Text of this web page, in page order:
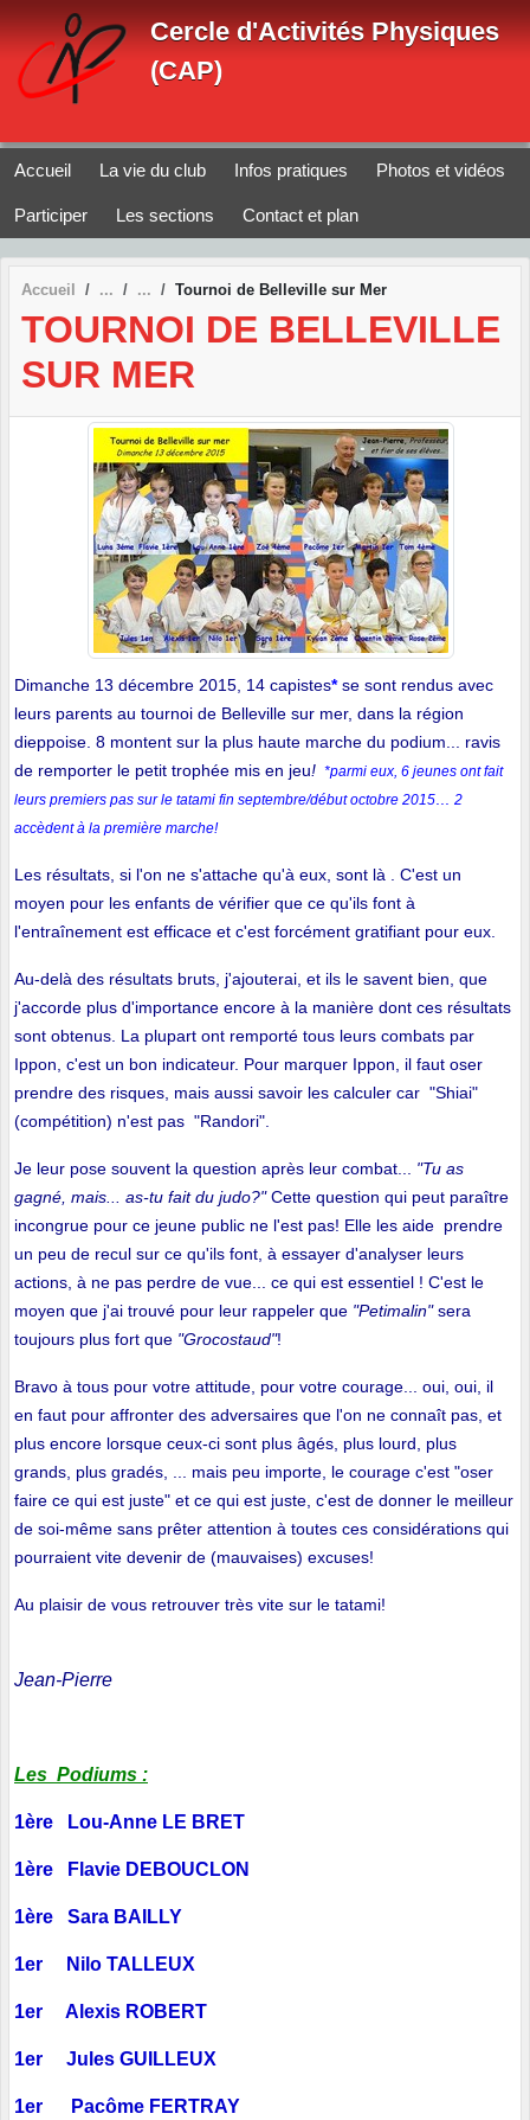
Cercle d'Activités Physiques
(CAP)
Accueil La vie du club Infos pratiques Photos et vidéos
Participer Les sections Contact et plan
Accueil Tournoi de Belleville sur Mer
TOURNOI DE BELLEVILLE
SUR MER
Dimanche 13 décembre 2015, 14 capistes*se sont rendus avec
leurs parents au tournoi de Belleville sur mer, dans la région
dieppoise. 8 montent sur la plus haute marche du podium... ravis
de remporter le petit trophée mis en jeu! *parmi eux, 6 jeunes ont fait
leurs premiers pas sur le tatami fin septembre/début octobre 2015
2
accèdent à la première marche!
Les résultats, si l'on ne s'attache qu'à eux, sont là . C'est un
moyen pour les enfants de vérifier que ce qu'ils font à
l'entraînement est efficace et c'est forcément gratifiant pour eux.
Au-delà des résultats bruts, j'ajouterai, et ils le savent bien, que
j'accorde plus d'importance encore à la manière dont ces résultats
sont obtenus. La plupart ont remporté tous leurs combats par
Ippon, c'est un bon indicateur. Pour marquer Ippon, il faut oser
prendre des risques, mais aussi savoir les calculer car "Shiai"
(compétition) n'est pas "Randori".
Je leur pose souvent la question après leur combat... "Tu as
gagné, mais... as-tu fait du judo?"Cette question qui peut paraître
incongrue pour ce jeune public ne l'est pas! Elle les aide prendre
un peu de recul sur ce qu'ils font, à essayer d'analyser leurs
actions, à ne pas perdre de vue... ce qui est essentiel ! C'est le
moyen que j'ai trouvé pour leur rappeler que "Petimalin"sera
toujours plus fort que "Grocostaud"!
Bravo à tous pour votre attitude, pour votre courage... oui, oui, il
en faut pour affronter des adversaires que l'on ne connaît pas, et
plus encore lorsque ceux-ci sont plus âgés, plus lourd, plus
grands, plus gradés, ... mais peu importe, le courage c'est "oser
faire ce qui est juste" et ce qui est juste, c'est de donner le meilleur
de soi-même sans prêter attention à toutes ces considérations qui
pourraient vite devenir de (mauvaises) excuses!
Au plaisir de vous retrouver très vite sur le tatami!
Jean-Pierre
Les Podiums :
1ère Lou-Anne LE BRET
1ère Flavie DEBOUCLON
1ère Sara BAILLY
1er Nilo TALLEUX
1er Alexis ROBERT
1er Jules GUILLEUX
1er Pacôme FERTRAY
Panneau de gestion des cookies